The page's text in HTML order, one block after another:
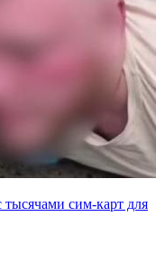
сим-карт для